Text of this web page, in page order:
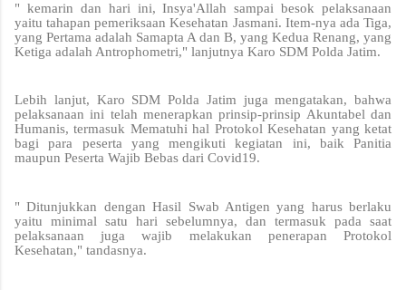
" kemarin dan hari ini, Insya'Allah sampai besok pelaksanaan
yaitu tahapan pemeriksaan Kesehatan Jasmani. Item-nya ada Tiga,
yang Pertama adalah Samapta A dan B, yang Kedua Renang, yang
Ketiga adalah Antrophometri," lanjutnya Karo SDM Polda Jatim.
Lebih lanjut, Karo SDM Polda Jatim juga mengatakan, bahwa
pelaksanaan ini telah menerapkan prinsip-prinsip Akuntabel dan
Humanis, termasuk Mematuhi hal Protokol Kesehatan yang ketat
bagi para peserta yang mengikuti kegiatan ini, baik Panitia
maupun Peserta Wajib Bebas dari Covid19.
" Ditunjukkan dengan Hasil Swab Antigen yang harus berlaku
yaitu minimal satu hari sebelumnya, dan termasuk pada saat
pelaksanaan juga wajib melakukan penerapan Protokol
Kesehatan," tandasnya.